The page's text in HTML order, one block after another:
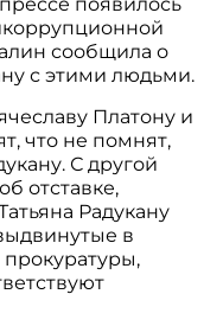
появилось
сообщила о
с этими людьми.
Платону и
что не помнят,
С другой
отставке,
Радукану
в